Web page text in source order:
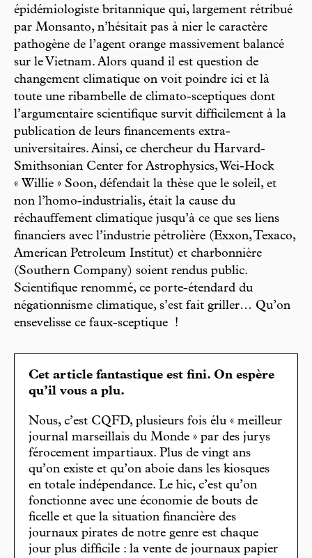
épidémiologiste britannique qui, largement rétribué
par Monsanto, n’hésitait pas à nier le caractère
pathogène de l’agent orange massivement balancé
sur le Vietnam. Alors quand il est question de
changement climatique on voit poindre ici et là
toute une ribambelle de climato-sceptiques dont
l’argumentaire scientifique survit difficilement à la
publication de leurs financements extra-
universitaires. Ainsi, ce chercheur du Harvard-
Smithsonian Center for Astrophysics, Wei-Hock
« Willie » Soon, défendait la thèse que le soleil, et
non l’homo-industrialis, était la cause du
réchauffement climatique jusqu’à ce que ses liens
financiers avec l’industrie pétrolière (Exxon, Texaco,
American Petroleum Institut) et charbonnière
(Southern Company) soient rendus public.
Scientifique renommé, ce porte-étendard du
négationnisme climatique, s’est fait griller… Qu’on
ensevelisse ce faux-sceptique !
Cet article fantastique est fini. On espère
qu’il vous a plu.
Nous, c’est CQFD, plusieurs fois élu « meilleur
journal marseillais du Monde » par des jurys
férocement impartiaux. Plus de vingt ans
qu’on existe et qu’on aboie dans les kiosques
en totale indépendance. Le hic, c’est qu’on
fonctionne avec une économie de bouts de
ficelle et que la situation financière des
journaux pirates de notre genre est chaque
jour plus difficile : la vente de journaux papier